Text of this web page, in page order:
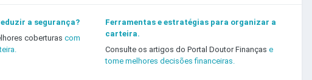
a segurança?
coberturascom
Ferramentas e estratégias para organizar a
carteira.
Consulte os artigos do Portal Doutor Finanças e
tome melhores decisões financeiras.